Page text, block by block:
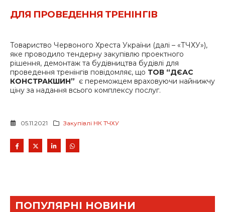
ДЛЯ ПРОВЕДЕННЯ ТРЕНІНГІВ
Товариство Червоного Хреста України (далі – «ТЧХУ»),
яке проводило тендерну закупівлю проектного
рішення, демонтаж та будівництва будівлі для
проведення тренінгів повідомляє, що ТОВ “ДЄАС
КОНСТРАКШИН” є переможцем враховуючи найнижчу
ціну за надання всього комплексу послуг.
05.11.2021 Закупівлі НК ТЧХУ
ПОПУЛЯРНІ НОВИНИ